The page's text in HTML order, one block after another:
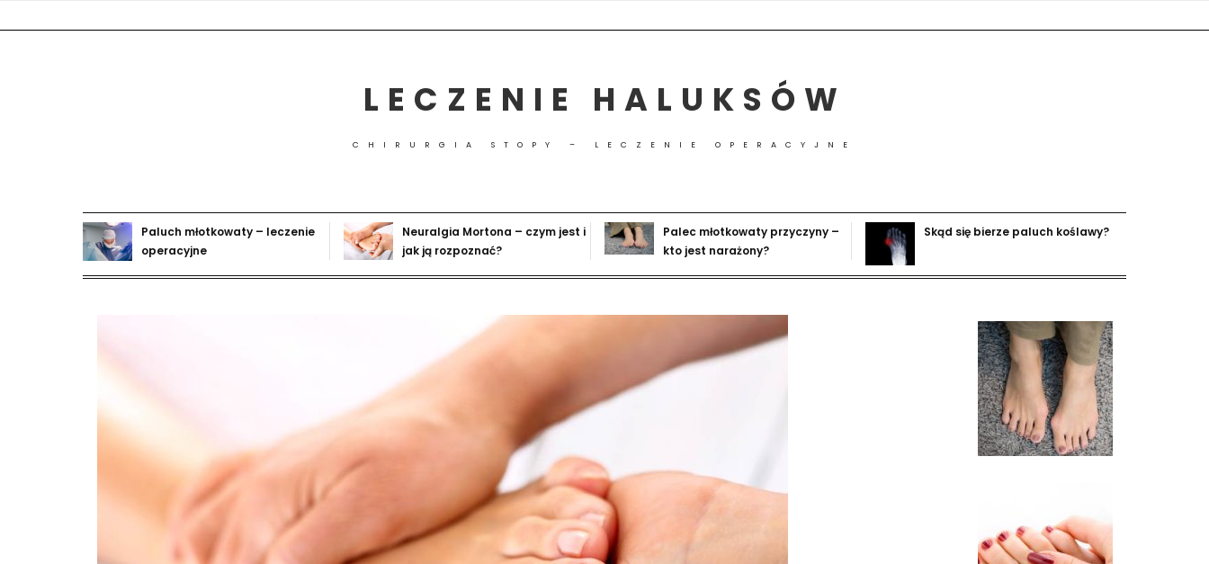
to
LECZENIE HALUKSÓW
CHIRURGIA STOPY – LECZENIE OPERACYJNE
Paluch młotkowaty – leczenie
operacyjne
Neuralgia Mortona – czym jest i
jak ją rozpoznać?
Palec młotkowaty przyczyny –
kto jest narażony?
Skąd się bierze paluch koślawy?